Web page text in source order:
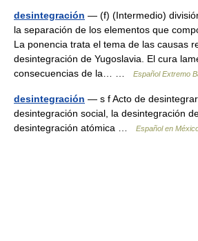
desintegración — (f) (Intermedio)
la separación de los elementos que
La ponencia trata el tema de las causas
desintegración de Yugoslavia. El cura
consecuencias de la… …
Español Extremo
desintegración — s f Acto de
desintegración social, la desintegración
desintegración atómica …
Español en